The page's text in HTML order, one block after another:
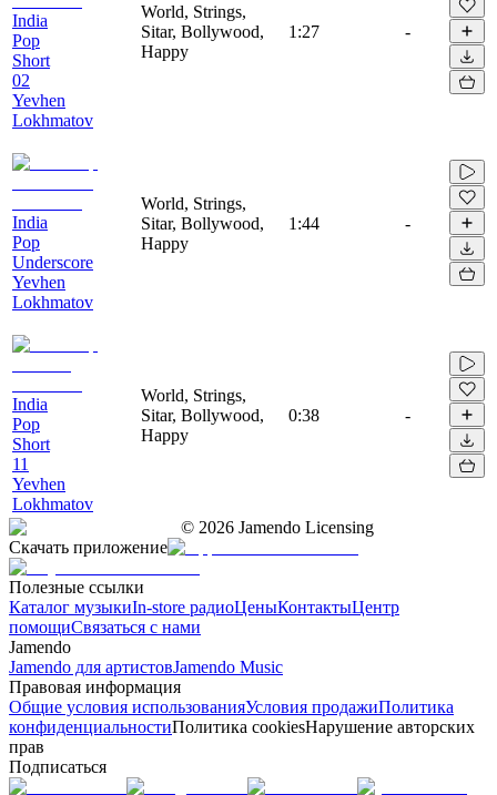
India
Pop
Short
02
Yevhen
Lokhmatov
World, Strings,
Sitar, Bollywood,
Happy
1:27 -
India
Pop
Underscore
Yevhen
Lokhmatov
World, Strings,
Sitar, Bollywood,
Happy
1:44 -
India
Pop
Short
11
Yevhen
Lokhmatov
World, Strings,
Sitar, Bollywood,
Happy
0:38 -
© 2026 Jamendo Licensing
Скачать приложение
Полезные ссылки
Каталог музыкиIn-store радиоЦеныКонтактыЦентр
помощиСвязаться с нами
Jamendo
Jamendo для артистовJamendo Music
Правовая информация
Общие условия использованияУсловия продажиПолитика
конфиденциальностиПолитика cookiesНарушение авторских
прав
Подписаться